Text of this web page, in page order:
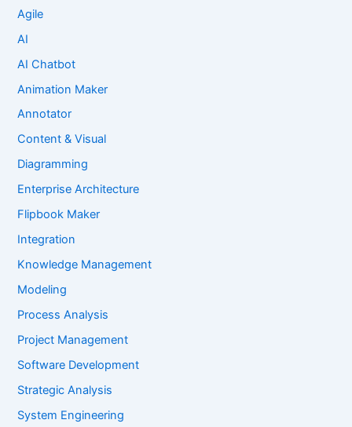
Agile
AI
AI Chatbot
Animation Maker
Annotator
Content & Visual
Diagramming
Enterprise Architecture
Flipbook Maker
Integration
Knowledge Management
Modeling
Process Analysis
Project Management
Software Development
Strategic Analysis
System Engineering